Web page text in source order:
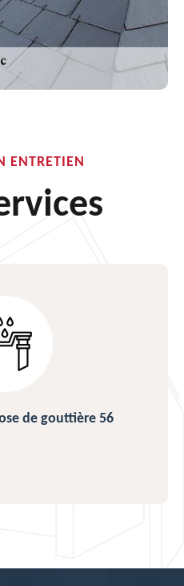
ENTRETIEN
de gouttière 56